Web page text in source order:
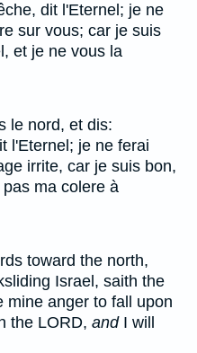
dit l'Eternel; je ne
sur vous; car je suis
et je ne vous la
le nord, et dis:
l'Eternel; je ne ferai
irrite, car je suis bon,
ma colere à
toward the north,
Israel, saith the
anger to fall upon
the LORD, andI will